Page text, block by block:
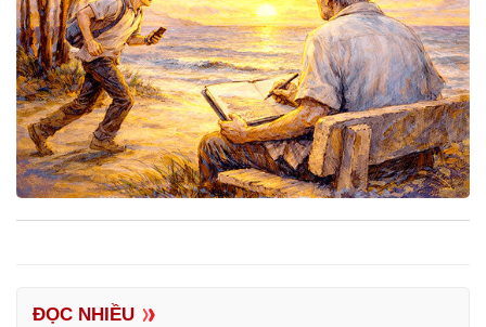
ĐỌC NHIỀU